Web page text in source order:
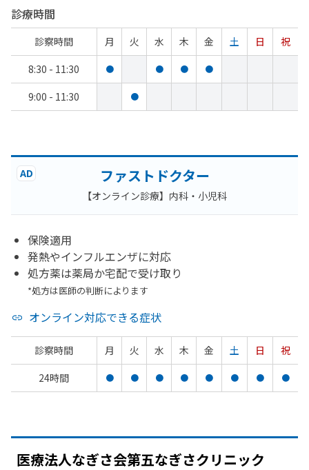
診療時間
診察時間 月 火 水 木 金 土 日
祝
8:30 - 11:30
● ● ● ●
9:00 - 11:30 ●
AD ファストドクター
【オンライン診療】内科・小児科
保険適用
発熱やインフルエンザに対応
処方薬は薬局か宅配で受け取り
*処方は医師の判断によります
オンライン対応できる症状
診察時間 月 火 水 木 金 土 日
祝
24時間
● ● ● ● ● ● ● ●
医療法人なぎさ会第五なぎさクリニック